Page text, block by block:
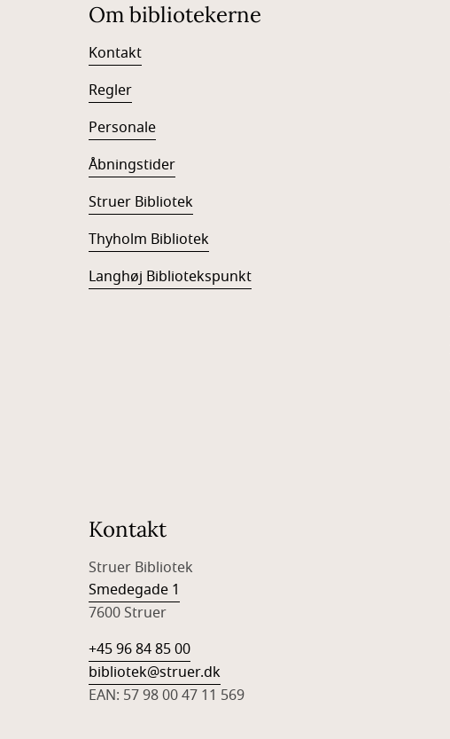
Om bibliotekerne
Kontakt
Regler
Personale
Åbningstider
Struer Bibliotek
Thyholm Bibliotek
Langhøj Bibliotekspunkt
Kontakt
Struer Bibliotek
Smedegade 1
7600 Struer
+45 96 84 85 00
bibliotek@struer.dk
EAN: 57 98 00 47 11 569